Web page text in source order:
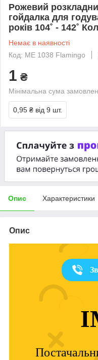
Рожевий
гойдалка для
років 104˚ - 142˚
Немає в наявності
Код: ME 1038 Flamingo
1 ₴
Мінімальна сума
0,95 ₴ від 9 шт.
Опис Характеристики
Опис